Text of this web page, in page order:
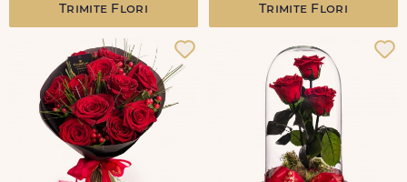
Trimite Flori Trimite Flori